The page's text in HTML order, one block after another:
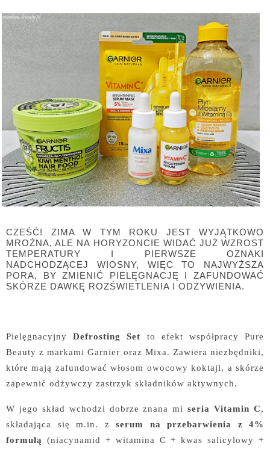
CZEŚĆ! ZIMA W TYM ROKU JEST WYJĄTKOWO
MROŹNA, ALE NA HORYZONCIE WIDAĆ JUŻ WZROST
TEMPERATURY I PIERWSZE OZNAKI
NADCHODZĄCEJ WIOSNY, WIĘC TO NAJWYŻSZA
PORA, BY ZMIENIĆ PIELĘGNACJĘ I ZAFUNDOWAĆ
SKÓRZE DAWKĘ ROZŚWIETLENIA I ODŻYWIENIA.
PielęgnacyjnyDefrosting Set to efekt współpracy Pure
Beauty z markami Garnier oraz Mixa. Zawiera niezbędniki,
które mają zafundować włosom owocowy koktajl, a skórze
zapewnić odżywczy zastrzyk składników aktywnych.
W jego skład wchodzi dobrze znana miseria Vitamin C,
składająca się m.in. z serum na przebarwienia z 4%
formułą (niacynamid + witamina C + kwas salicylowy +